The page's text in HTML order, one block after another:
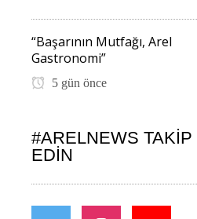
“Başarının Mutfağı, Arel
Gastronomi”
5 gün önce
#ARELNEWS TAKIP
EDIN